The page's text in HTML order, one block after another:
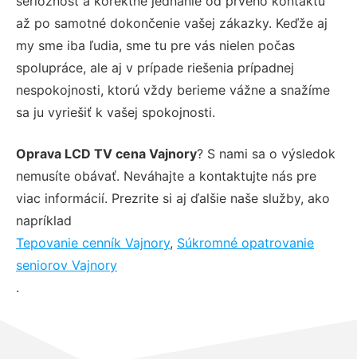
až po samotné dokončenie vašej zákazky. Keďže aj
my sme iba ľudia, sme tu pre vás nielen počas
spolupráce, ale aj v prípade riešenia prípadnej
nespokojnosti, ktorú vždy berieme vážne a snažíme
sa ju vyriešiť k vašej spokojnosti.
Oprava LCD TV cena Vajnory? S nami sa o výsledok
nemusíte obávať. Neváhajte a kontaktujte nás pre
viac informácií. Prezrite si aj ďalšie naše služby, ako
napríklad
Tepovanie cenník Vajnory, Súkromné opatrovanie
seniorov Vajnory
.